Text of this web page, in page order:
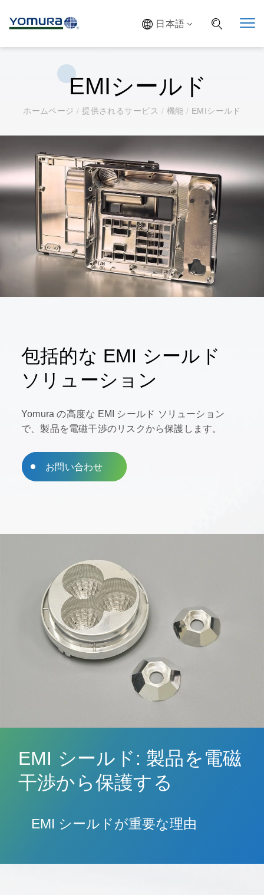
日本語
EMIシールド
ホームページ/ 提供されるサービス / 機能 / EMIシールド
包括的な EMI シールド
ソリューション
Yomura の高度な EMI シールド ソリューション
で、製品を電磁干渉のリスクから保護します。
お問い合わせ
EMI シールド: 製品を電磁
干渉から保護する
EMI シールドが重要な理由
機器やシステムは電磁干渉 (EMI) の影響を受け